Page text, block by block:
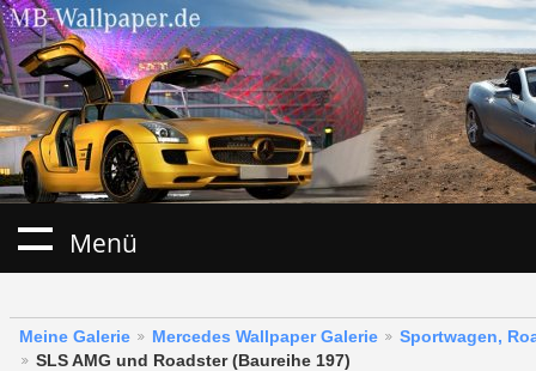
Menü
Meine Galerie Mercedes Wallpaper Galerie
Sportwagen,
SLS AMG und Roadster (Baureihe 197)